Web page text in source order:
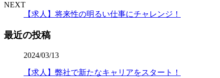
NEXT
【求人】将来性の明るい仕事にチャレンジ！
最近の投稿
2024/03/13
【求人】弊社で新たなキャリアをスタート！